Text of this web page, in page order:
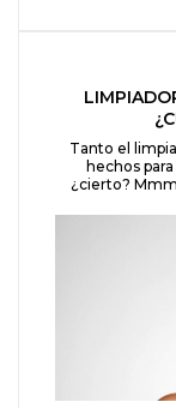
Tanto el
hechos
¿cierto?